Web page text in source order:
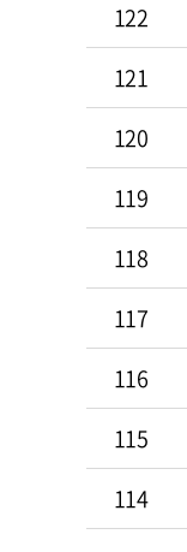
122
121
120
119
118
117
116
115
114